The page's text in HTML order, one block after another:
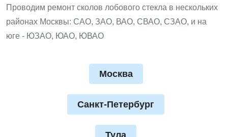
Проводим ремонт сколов лобового стекла в нескольких
районах Москвы: САО, ЗАО, ВАО, СВАО, СЗАО, и на
юге - ЮЗАО, ЮАО, ЮВАО
Москва
Санкт-Петербург
Тула